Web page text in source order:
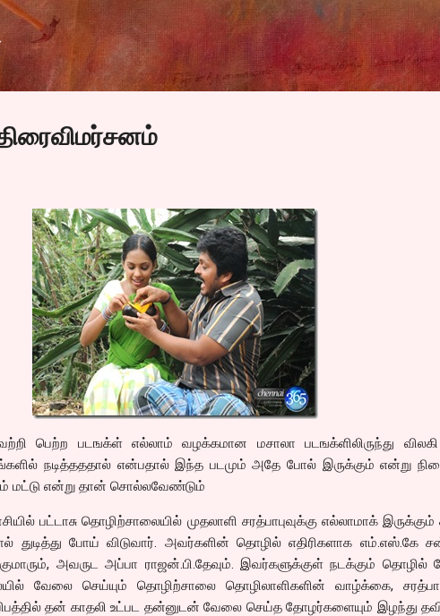
Skip to main content
பெற்ற படஙக்ள் எல்லாம் வழக்கமான மசாலா படஙக்ளிலிருந்து
நடித்தததால் என்பதால் இந்த படமும் அதே போல் இருக்கும் என்று
மட்டு என்று தான் சொல்லவேண்டும்
பட்டாசு தொழிற்சாலையில் முதலாளி சரத்பாபுவுக்கு எல்லாமாக்
துடித்து போய் விடுவார். அவர்களின் தொழில் எதிரிகளாக எம்.எஸ்.கே
அவருட அப்பா ராஜன்.பி.தேவும். இவர்களுக்குள் நடக்கும் தொழில்
வேலை செய்யும் தொழிற்சாலை தொழிலாளிகளின் வாழ்க்கை,
தன் காதலி உட்பட தன்னுடன் வேலை செய்த தோழர்களையும் இழந்து